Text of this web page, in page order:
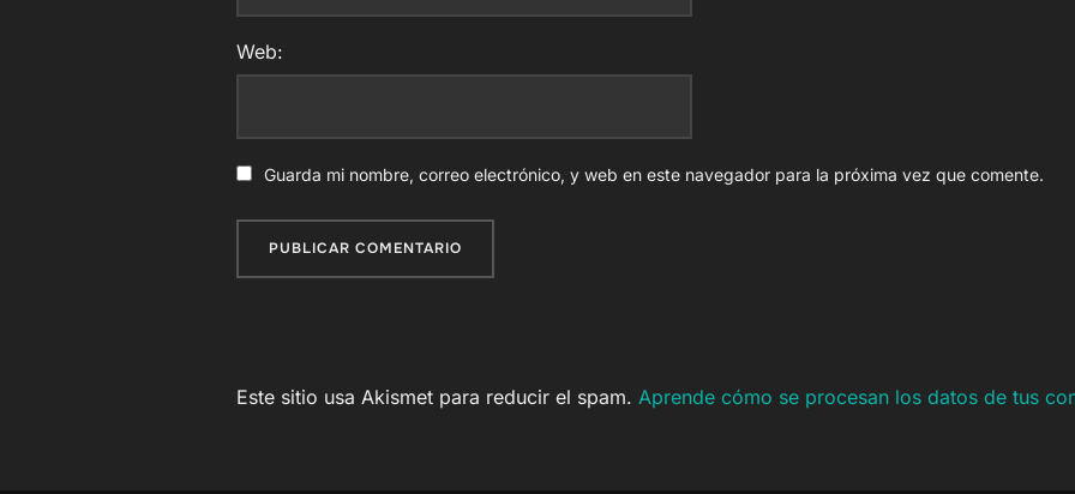
Web:
Guarda mi nombre, correo electrónico, y web en este navegador para la próxima vez que comente.
Este sitio usa Akismet para reducir el spam. Aprende cómo se procesan los datos de tus